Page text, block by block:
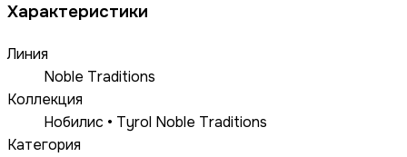
Характеристики
Линия
Noble Traditions
Коллекция
Нобилис • Tyrol Noble Traditions
Категория